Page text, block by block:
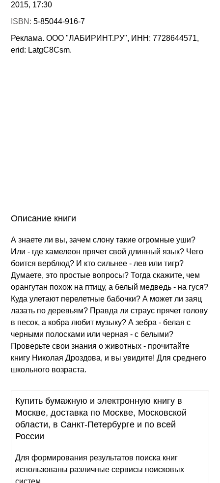
2015, 17:30
ISBN:5-85044-916-7
Реклама. ООО "ЛАБИРИНТ.РУ", ИНН: 7728644571,
erid: LatgC8Csm.
Описание книги
А знаете ли вы, зачем слону такие огромные уши?
Или - где хамелеон прячет свой длинный язык? Чего
боится верблюд? И кто сильнее - лев или тигр?
Думаете, это простые вопросы? Тогда скажите, чем
орангутан похож на птицу, а белый медведь - на гуся?
Куда улетают перелетные бабочки? А может ли заяц
лазать по деревьям? Правда ли страус прячет голову
в песок, а кобра любит музыку? А зебра - белая с
черными полосками или черная - с белыми?
Проверьте свои знания о животных - прочитайте
книгу Николая Дроздова, и вы увидите! Для среднего
школьного возраста.
Купить бумажную и электронную книгу в
Москве, доставка по Москве, Московской
области, в Санкт-Петербурге и по всей
России
Для формирования результатов поиска книг
использованы различные сервисы поисковых